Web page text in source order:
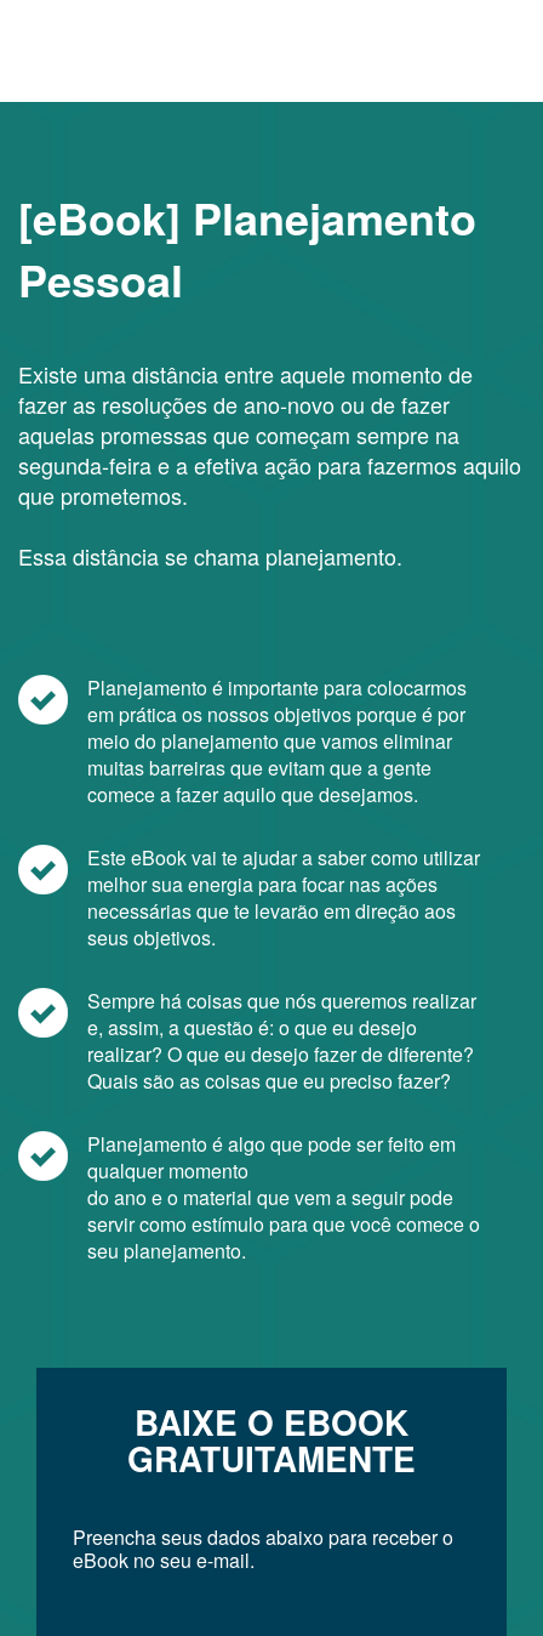
[eBook] Planejamento
Pessoal
Existe uma distância entre aquele momento de
fazer as resoluções de ano-novo ou de fazer
aquelas promessas que começam sempre na
segunda-feira e a efetiva ação para fazermos aquilo
que prometemos.
Essa distância se chama planejamento.
Planejamento é importante para colocarmos
em prática os nossos objetivos porque é por
meio do planejamento que vamos eliminar
muitas barreiras que evitam que a gente
comece a fazer aquilo que desejamos.
Este eBook vai te ajudar a saber como utilizar
melhor sua energia para focar nas ações
necessárias que te levarão em direção aos
seus objetivos.
Sempre há coisas que nós queremos realizar
e, assim, a questão é: o que eu desejo
realizar? O que eu desejo fazer de diferente?
Quais são as coisas que eu preciso fazer?
Planejamento é algo que pode ser feito em
qualquer momento
do ano e o material que vem a seguir pode
servir como estímulo para que você comece o
seu planejamento.
BAIXE O EBOOK
GRATUITAMENTE
Preencha seus dados abaixo para receber o
eBook no seu e-mail.